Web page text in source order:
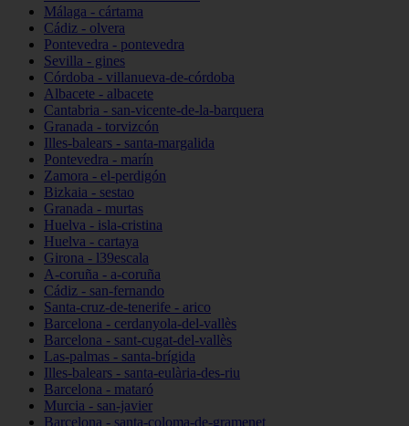
Málaga - cártama
Cádiz - olvera
Pontevedra - pontevedra
Sevilla - gines
Córdoba - villanueva-de-córdoba
Albacete - albacete
Cantabria - san-vicente-de-la-barquera
Granada - torvizcón
Illes-balears - santa-margalida
Pontevedra - marín
Zamora - el-perdigón
Bizkaia - sestao
Granada - murtas
Huelva - isla-cristina
Huelva - cartaya
Girona - l39escala
A-coruña - a-coruña
Cádiz - san-fernando
Santa-cruz-de-tenerife - arico
Barcelona - cerdanyola-del-vallès
Barcelona - sant-cugat-del-vallès
Las-palmas - santa-brígida
Illes-balears - santa-eulària-des-riu
Barcelona - mataró
Murcia - san-javier
Barcelona - santa-coloma-de-gramenet